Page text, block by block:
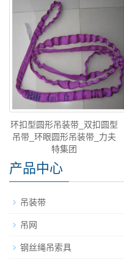
环扣型圆形吊装带_双扣圆型
吊带_环眼圆形吊装带_力夫
特集团
产品中心
吊装带
吊网
钢丝绳吊索具